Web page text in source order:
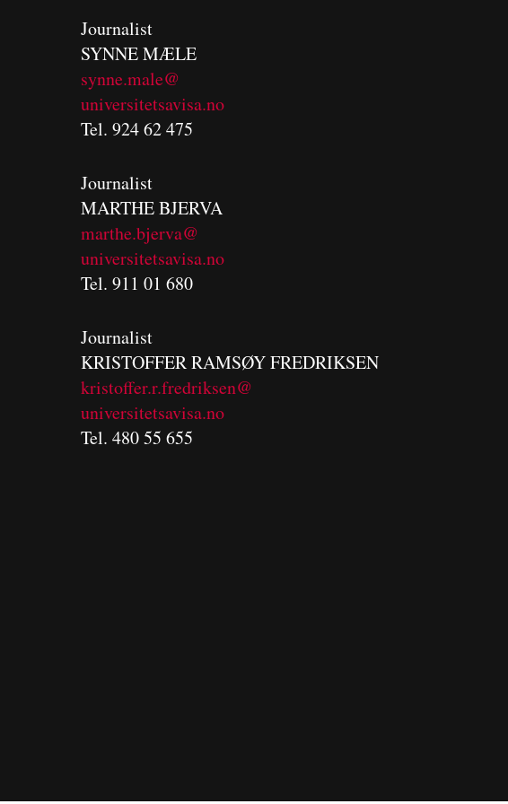
Journalist
SYNNE MÆLE
synne.male@
universitetsavisa.no
Tel. 924 62 475
Journalist
MARTHE BJERVA
marthe.bjerva@
universitetsavisa.no
Tel. 911 01 680
Journalist
KRISTOFFER RAMSØY FREDRIKSEN
kristoffer.r.fredriksen@
universitetsavisa.no
Tel. 480 55 655